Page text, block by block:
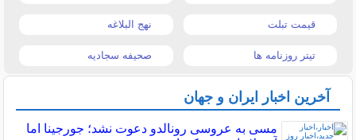
قیمت تبلت نهج البلاغه
تیتر روزنامه ها صحیفه سجادیه
آخرین اخبار ایران و جهان
مسی به عروسی رونالدو دعوت نشد؛ جورجینا اما